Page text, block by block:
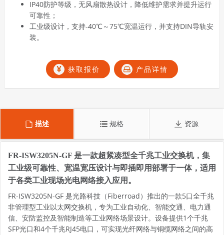
IP40防护等级，无风扇散热设计，降低维护需求并提升运行
可靠性；
工业级设计，支持-40℃～75℃宽温运行，并支持DIN导轨安
装。
获取报价 产品详情
描述 规格 资源
FR-ISW3205N-GF 是一款超紧凑型全千兆工业交换机，集
工业级可靠性、宽温宽压设计与即插即用部署于一体，适用
于各类工业现场光电网络接入应用。
FR-ISW3205N-GF 是光路科技（Fiberroad）推出的一款5口全千兆
非管理型工业以太网交换机，专为工业自动化、智能交通、电力通
信、安防监控及智能制造等工业网络场景设计。设备提供1个千兆
SFP光口和4个千兆RJ45电口，可实现光纤网络与铜缆网络之间的高